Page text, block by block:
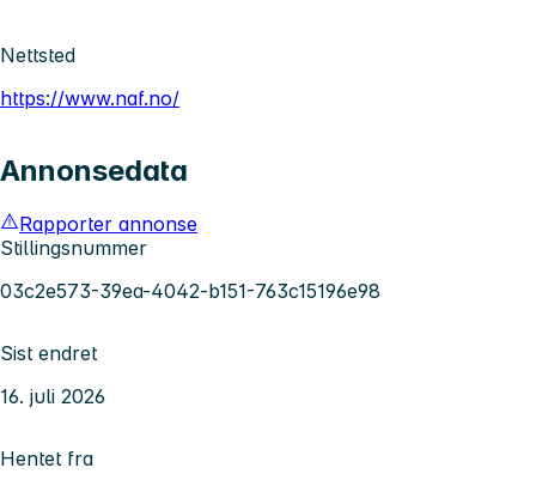
Nettsted
https://www.naf.no/
Annonsedata
Rapporter annonse
Stillingsnummer
03c2e573-39ea-4042-b151-763c15196e98
Sist endret
16. juli 2026
Hentet fra